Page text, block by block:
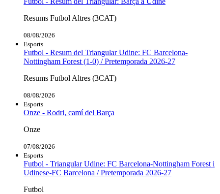
Resums Futbol Altres (3CAT)
08/08/2026
Esports
Futbol - Resum del Triangular Udine: FC Barcelona-
Nottingham Forest (1-0) / Pretemporada 2026-27
Resums Futbol Altres (3CAT)
08/08/2026
Esports
Onze - Rodri, camí del Barça
Onze
07/08/2026
Esports
Futbol - Triangular Udine: FC Barcelona-Nottingham Forest i
Udinese-FC Barcelona / Pretemporada 2026-27
Futbol